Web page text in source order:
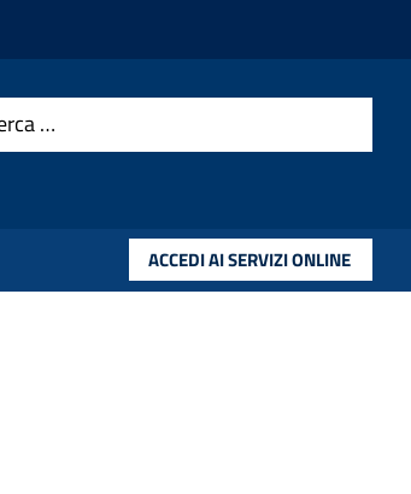
…
ACCEDI AI SERVIZI ONLINE